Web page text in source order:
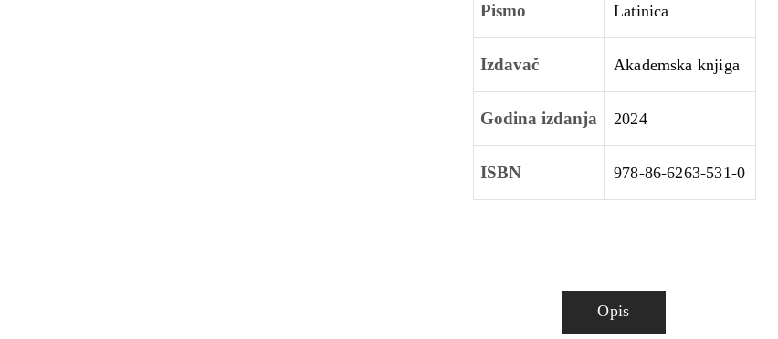
Pismo Latinica
Izdavač Akademska knjiga
Godina izdanja 2024
ISBN 978-86-6263-531-0
Opis